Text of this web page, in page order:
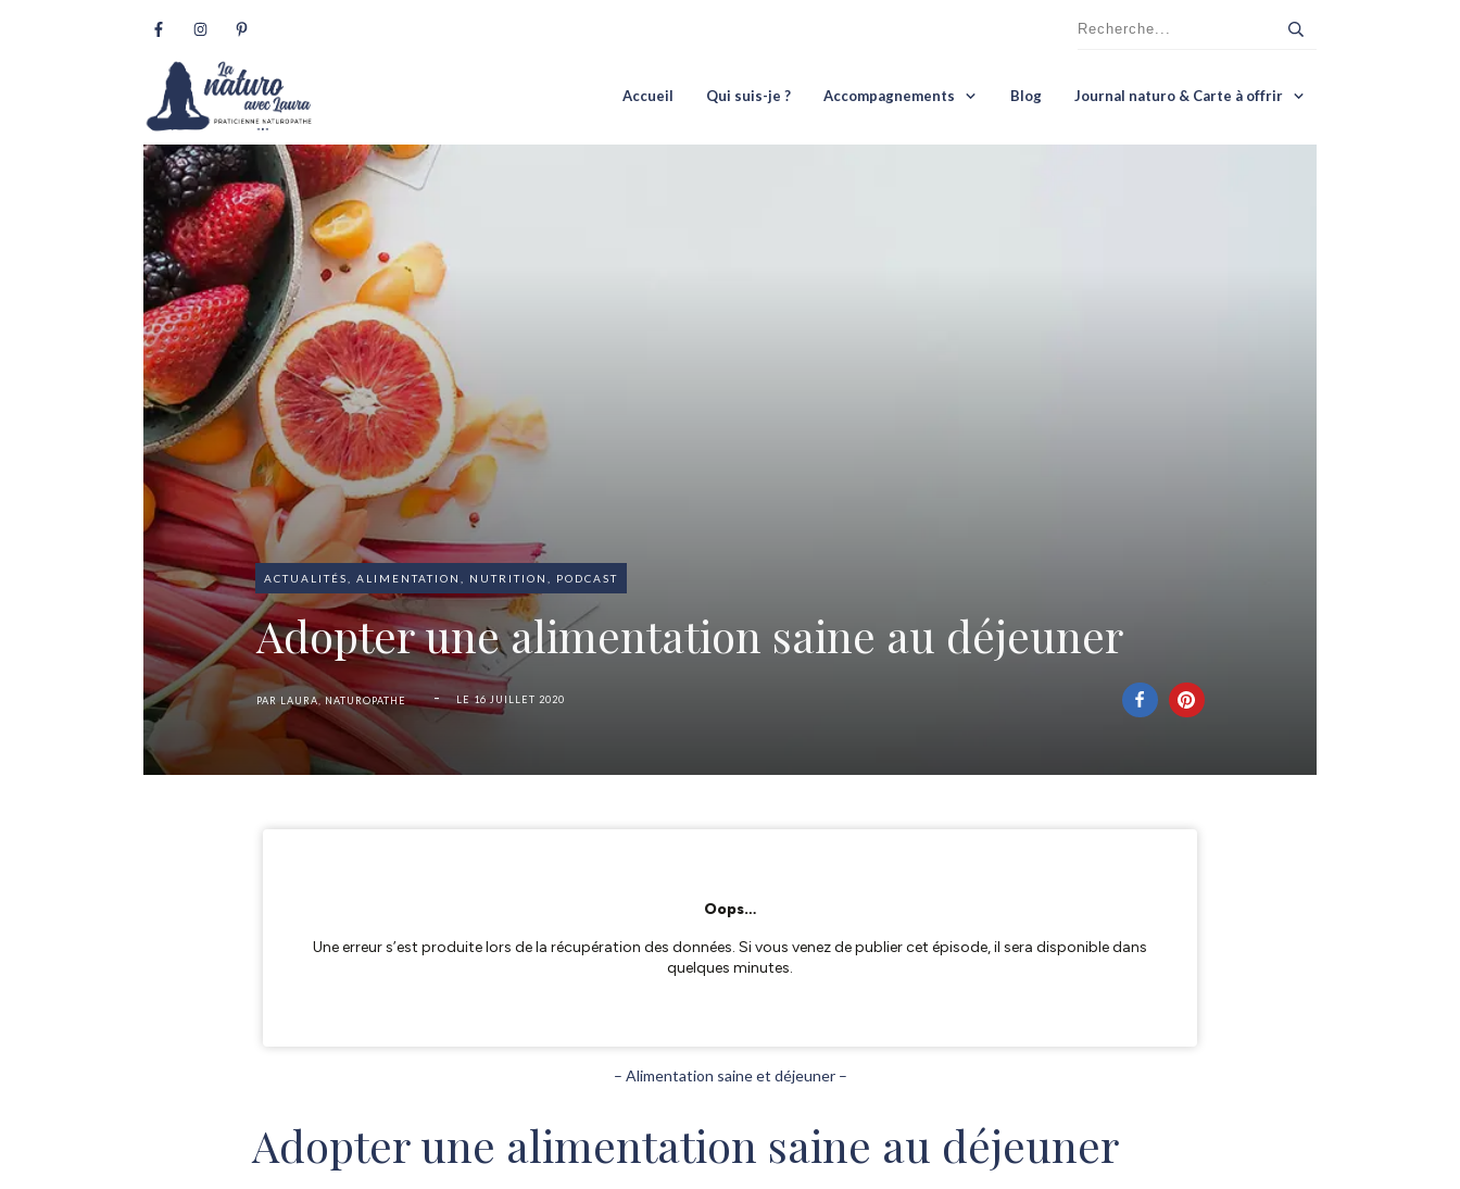
Accueil Qui suis-je ? Accompagnements Blog Journal naturo & Carte à offrir
ACTUALITÉS ALIMENTATION NUTRITION PODCAST
Adopter une alimentation saine au déjeuner
PAR LAURA, NATUROPATHE -LE 16 JUILLET 2020
– Alimentation saine et déjeuner –
Adopter une alimentation saine au déjeuner